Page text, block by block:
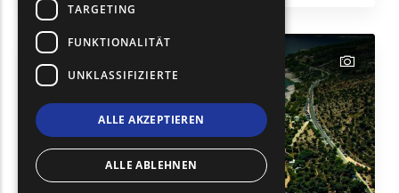
text
TARGETING
FUNKTIONALITÄT
UNKLASSIFIZIERTE
ALLE AKZEPTIEREN
ALLE ABLEHNEN